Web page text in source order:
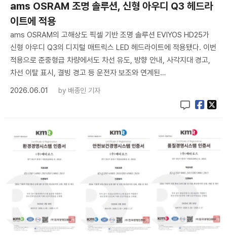
ams OSRAM 조명 솔루션, 신형 아우디 Q3 헤드라
이트에 적용
ams OSRAM의 고해상도 픽셀 기반 조명 솔루션 EVIYOS HD25가
신형 아우디 Q3의 디지털 매트릭스 LED 헤드라이트에 적용됐다. 이번
적용으로 준중형급 차량에서도 차선 유도, 방향 안내, 사각지대 경고,
차선 이탈 표시, 결빙 경고 등 운전자 보조와 연계된…
2026.06.01
by 배종인 기자